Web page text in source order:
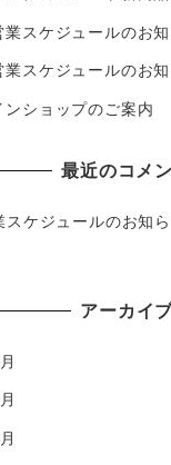
業スケジュールのお
業スケジュールのお
ンショップのご案内
最近のコメ
スケジュールのお知
アーカイ